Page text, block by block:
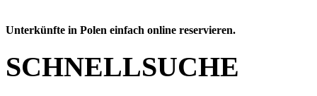
Unterkünfte in Polen einfach online reservieren.
SCHNELLSUCHE